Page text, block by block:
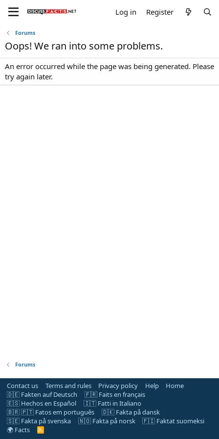
Log in Register
Forums
Oops! We ran into some problems.
An error occurred while the page was being generated. Please
try again later.
Forums
Contact us Terms and rules Privacy policy Help
Home
🇩🇪 Fakten auf Deutsch
🇫🇷 Faits en français
🇪🇸 Hechos en Español
🇮🇹 Fatti in Italiano
🇧🇷 🇵🇹 Fatos em português
🇩🇰 Fakta på dansk
🇸🇪 Fakta på svenska
🇳🇴 Fakta på norsk
🇫🇮 Faktat suomeksi
🌍 Facts
R